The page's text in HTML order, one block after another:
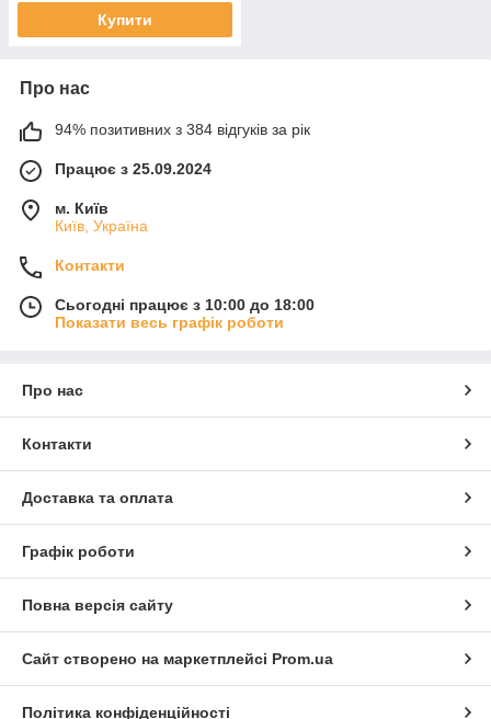
Купити
Про нас
94% позитивних з 384 відгуків за рік
Працює з 25.09.2024
м. Київ
Київ, Україна
Контакти
Сьогодні працює з 10:00 до 18:00
Показати весь графік роботи
Про нас
Контакти
Доставка та оплата
Графік роботи
Повна версія сайту
Сайт створено на маркетплейсі Prom.ua
Політика конфіденційності